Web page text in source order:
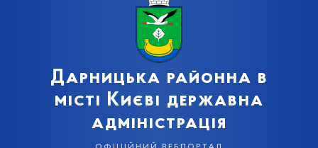
Дарницька районна в
місті Києві державна
адміністрація